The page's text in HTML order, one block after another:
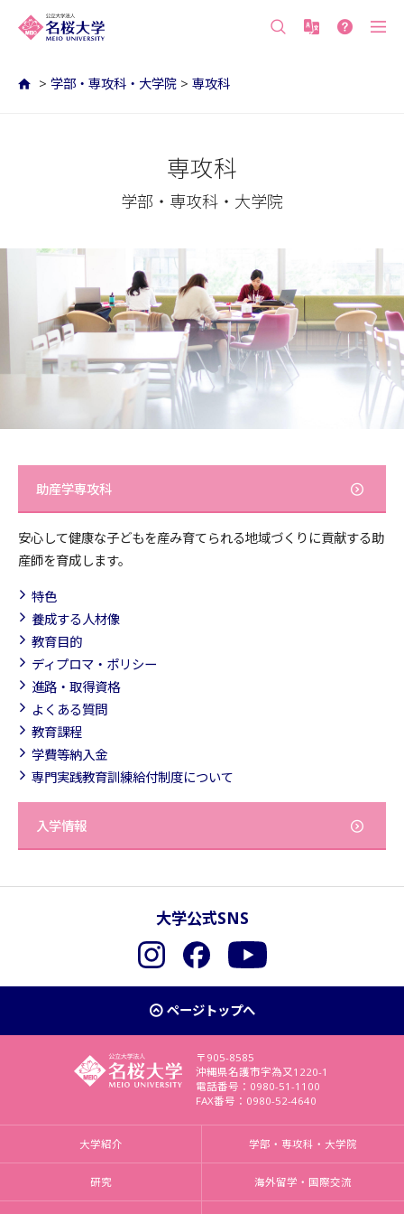
> 学部・専攻科・大学院 > 専攻科
専攻科
学部・専攻科・大学院
助産学専攻科
安心して健康な子どもを産み育てられる地域づくりに貢献する助
産師を育成します。
特色
養成する人材像
教育目的
ディプロマ・ポリシー
進路・取得資格
よくある質問
教育課程
学費等納入金
専門実践教育訓練給付制度について
入学情報
大学公式SNS
InstagramFacebookYouTube
ページトップへ
〒905-8585
沖縄県名護市字為又1220-1
電話番号：0980-51-1100
FAX番号：0980-52-4640
大学紹介 学部・専攻科・大学院
研究 海外留学・国際交流